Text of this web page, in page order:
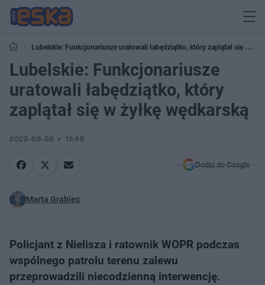
Lubelskie: Funkcjonariusze uratowali łabędziątko, który zaplątał się w
żyłkę wędkarską
Lubelskie: Funkcjonariusze
uratowali łabędziątko, który
zaplątał się w żyłkę wędkarską
2022-08-09 11:45
Dodaj do Google
Marta Grabiec
Policjant z Nielisza i ratownik WOPR podczas
wspólnego patrolu terenu zalewu
przeprowadzili niecodzienną interwencję.